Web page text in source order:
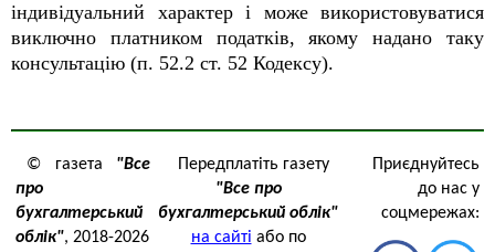
індивідуальний характер і може використовуватися
виключно платником податків, якому надано таку
консультацію (п. 52.2 ст. 52 Кодексу).
© газета "Все
про
бухгалтерський
облік", 2018-2026
Передплатіть газету
"Все про
бухгалтерський облік"
на сайті або по
Приєднуйтесь
до нас у
соцмережах: